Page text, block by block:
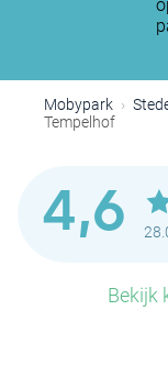
Mobypark
Tempelhof
4,6
Bekijk